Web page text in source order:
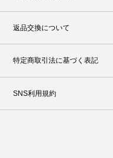
返品交換について
特定商取引法に基づく表記
SNS利用規約